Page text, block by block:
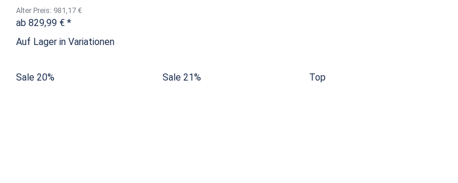
Alter Preis: 981,17 €
ab 829,99 € *
Auf Lager in Variationen
Sale 20% Sale 21% Top